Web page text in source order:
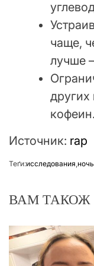
чаще,
лучше
кофеин.
Источник: rap
Теґи:исследования,ночь
ВАМ